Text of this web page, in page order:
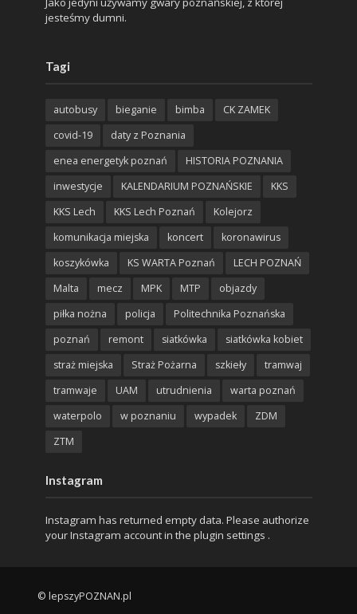
jesteśmy dumni.
Tagi
autobusy bieganie bimba
CK ZAMEK
covid-19
daty z Poznania
enea energetyk poznań
HISTORIA POZNANIA
inwestycje
KALENDARIUM POZNAŃSKIE
KKS
KKS Lech
KKS Lech Poznań
Kolejorz
komunikacja miejska
koncert
koronawirus
koszykówka
KS WARTA Poznań
LECH POZNAŃ
Malta
mecz MPK MTP
objazdy
piłka nożna
policja
Politechnika Poznańska
poznań
remont siatkówka
siatkówka kobiet
straż miejska
Straż Pożarna szkieły
tramwaj
tramwaje
UAM utrudnienia
warta poznań
waterpolo
w poznaniu wypadek
ZDM
ZTM
Instagram
Instagram has returned empty data. Please authorize
your Instagram account in the plugin settings .
© lepszyPOZNAN.pl